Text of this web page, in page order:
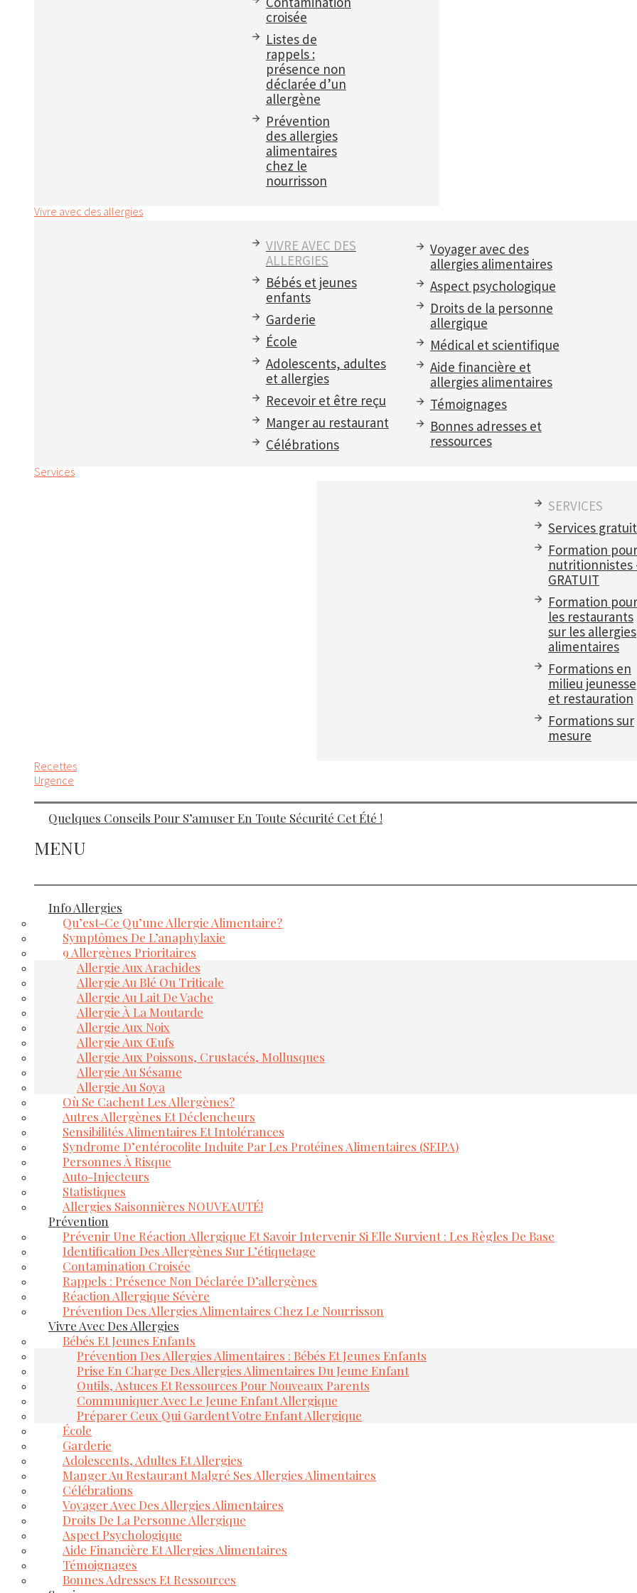
croisée
Listes de
rappels :
présence non
déclarée d’un
allergène
Prévention
des allergies
alimentaires
chez le
nourrisson
Vivre avec des allergies
VIVRE AVEC DES
ALLERGIES
Bébés et jeunes
enfants
Garderie
École
Adolescents, adultes
et allergies
Recevoir et être reçu
Manger au restaurant
Célébrations
Voyager avec des
allergies alimentaires
Aspect psychologique
Droits de la personne
allergique
Médical et scientifique
Aide financière et
allergies alimentaires
Témoignages
Bonnes adresses et
ressources
Services
SERVICES
Services
Formation pour
nutritionnistes
GRATUIT
Formation pour
les restaurants
sur les allergies
alimentaires
Formations en
milieu jeunesse
et restauration
Formations sur
mesure
Recettes
Urgence
Quelques Conseils Pour S’amuser En Toute Sécurité Cet Été !
MENU
Info Allergies
Qu’est-Ce Qu’une Allergie Alimentaire?
Symptômes De L’anaphylaxie
9 Allergènes Prioritaires
Allergie Aux Arachides
Allergie Au Blé Ou Triticale
Allergie Au Lait De Vache
Allergie À La Moutarde
Allergie Aux Noix
Allergie Aux Œufs
Allergie Aux Poissons, Crustacés, Mollusques
Allergie Au Sésame
Allergie Au Soya
Où Se Cachent Les Allergènes?
Autres Allergènes Et Déclencheurs
Sensibilités Alimentaires Et Intolérances
Syndrome D’entérocolite Induite Par Les Protéines Alimentaires (SEIPA)
Personnes À Risque
Auto-Injecteurs
Statistiques
Allergies Saisonnières NOUVEAUTÉ!
Prévention
Prévenir Une Réaction Allergique Et Savoir Intervenir Si Elle Survient : Les Règles De Base
Identification Des Allergènes Sur L’étiquetage
Contamination Croisée
Rappels : Présence Non Déclarée D’allergènes
Réaction Allergique Sévère
Prévention Des Allergies Alimentaires Chez Le Nourrisson
Vivre Avec Des Allergies
Bébés Et Jeunes Enfants
Prévention Des Allergies Alimentaires : Bébés Et Jeunes Enfants
Prise En Charge Des Allergies Alimentaires Du Jeune Enfant
Outils, Astuces Et Ressources Pour Nouveaux Parents
Communiquer Avec Le Jeune Enfant Allergique
Préparer Ceux Qui Gardent Votre Enfant Allergique
École
Garderie
Adolescents, Adultes Et Allergies
Manger Au Restaurant Malgré Ses Allergies Alimentaires
Célébrations
Voyager Avec Des Allergies Alimentaires
Droits De La Personne Allergique
Aspect Psychologique
Aide Financière Et Allergies Alimentaires
Témoignages
Bonnes Adresses Et Ressources